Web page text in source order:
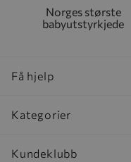
Norges største
babyutstyrkjede
Få hjelp
Kategorier
Kundeklubb